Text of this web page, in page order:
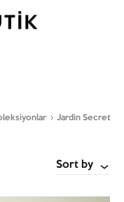
Jardin Secret
Sort by